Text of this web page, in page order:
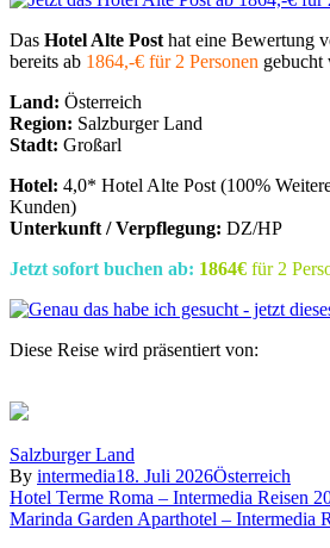
Das Hotel Alte Post hat eine Bewertung
bereits ab 1864,-€ für 2 Personen gebucht
Land: Österreich
Region: Salzburger Land
Stadt: Großarl
Hotel: 4,0* Hotel Alte Post (100%
Kunden)
Unterkunft / Verpflegung: DZ/HP
Jetzt sofort buchen ab: 1864€ für 2
Diese Reise wird präsentiert von:
Salzburger Land
By intermedia18. Juli 2026Österreich
Beitragsnavigation
Hotel Terme Roma – Intermedia Reisen
Marinda Garden Aparthotel – Intermedia